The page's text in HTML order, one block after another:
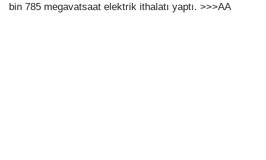
bin 785 megavatsaat elektrik ithalatı yaptı. >>>AA